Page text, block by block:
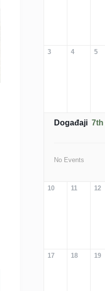
3 4 5
Događaji 7th
No Events
10 11 12
17 18 19